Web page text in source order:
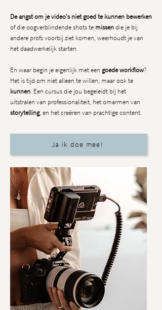
De angst om je video's niet goed te kunnen bewerken
of die oogverblindende shots te missendie je bij
andere profs voorbij ziet komen, weerhoudt je van
het daadwerkelijk starten.
En waar begin je eigenlijk met een goede workflow?
Het is tijd om niet alleen te willen, maar ook te
kunnen. Een cursus die jou begeleidt bij het
uitstralen van professionaliteit, het omarmen van
storytelling, en het creëren van prachtige content.
Ja ik doe mee!